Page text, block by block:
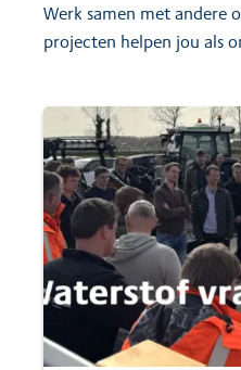
Werk samen met andere
projecten helpen jou als